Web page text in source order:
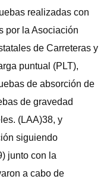
realizadas con
por la Asociación
de Carreteras y
puntual (PLT),
de absorción de
de gravedad
(LAA)38, y
siguiendo
junto con la
a cabo de